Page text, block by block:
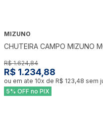
MIZUNO
CHUTEIRA CAMPO MIZUNO
R$ 1.624,84
R$ 1.234,88
ou em ate 10x de R$ 123,48 sem
5% OFF no PIX